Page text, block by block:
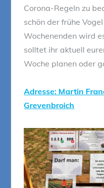
Corona-Regeln zu
schön der frühe
Wochenenden wird
solltet ihr aktuell
Woche planen oder
Adresse: Martin
Grevenbroich